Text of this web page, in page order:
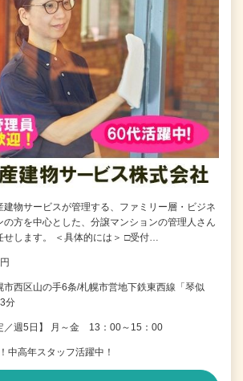
建物サービスが管理する、ファミリー層・ビジネ
の方を中心とした、分譲マンションの管理人さん
せします。 ＜具体的には＞ □受付…
市西区山の手6条/札幌市営地下鉄東西線「琴似
分
／週5日】 月～金 13：00～15：00
中高年スタッフ活躍中！